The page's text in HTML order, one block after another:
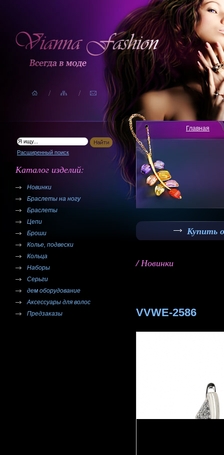
Расширенный поиск
Каталог изделий:
Новинки
Браслеты на ногу
Браслеты
Цепи
Броши
Колье, подвески
Кольца
Наборы
Серьги
дем оборудование
Аксессуары для волос
Предзаказы
Главная
Купить
/ Новинки
VVWE-2586